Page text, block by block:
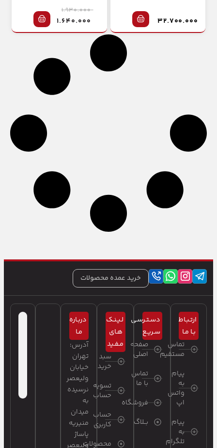
۱.۹۳۰.۰۰۰
خرید عمده محصولات
ارتـبـاط
بـا مـا
تماس
مستقیم
پیام
به
واتس
اپ
پیام
به
تلگرام
دسـتـرسـی
سـریـع
صفحه
اصلی
تماس
با ما
فروشگاه
بــلاگ
لـیـنـک
هـای
مـفـید
سبد
خرید
تسویه
حساب
حساب
کاربری
محصولات
دربـاره
مـا
آدرس:
تهران
خیابان
ولیعصر
نرسیده
به
میدان
منیریه
پاساژ
ولیعصر